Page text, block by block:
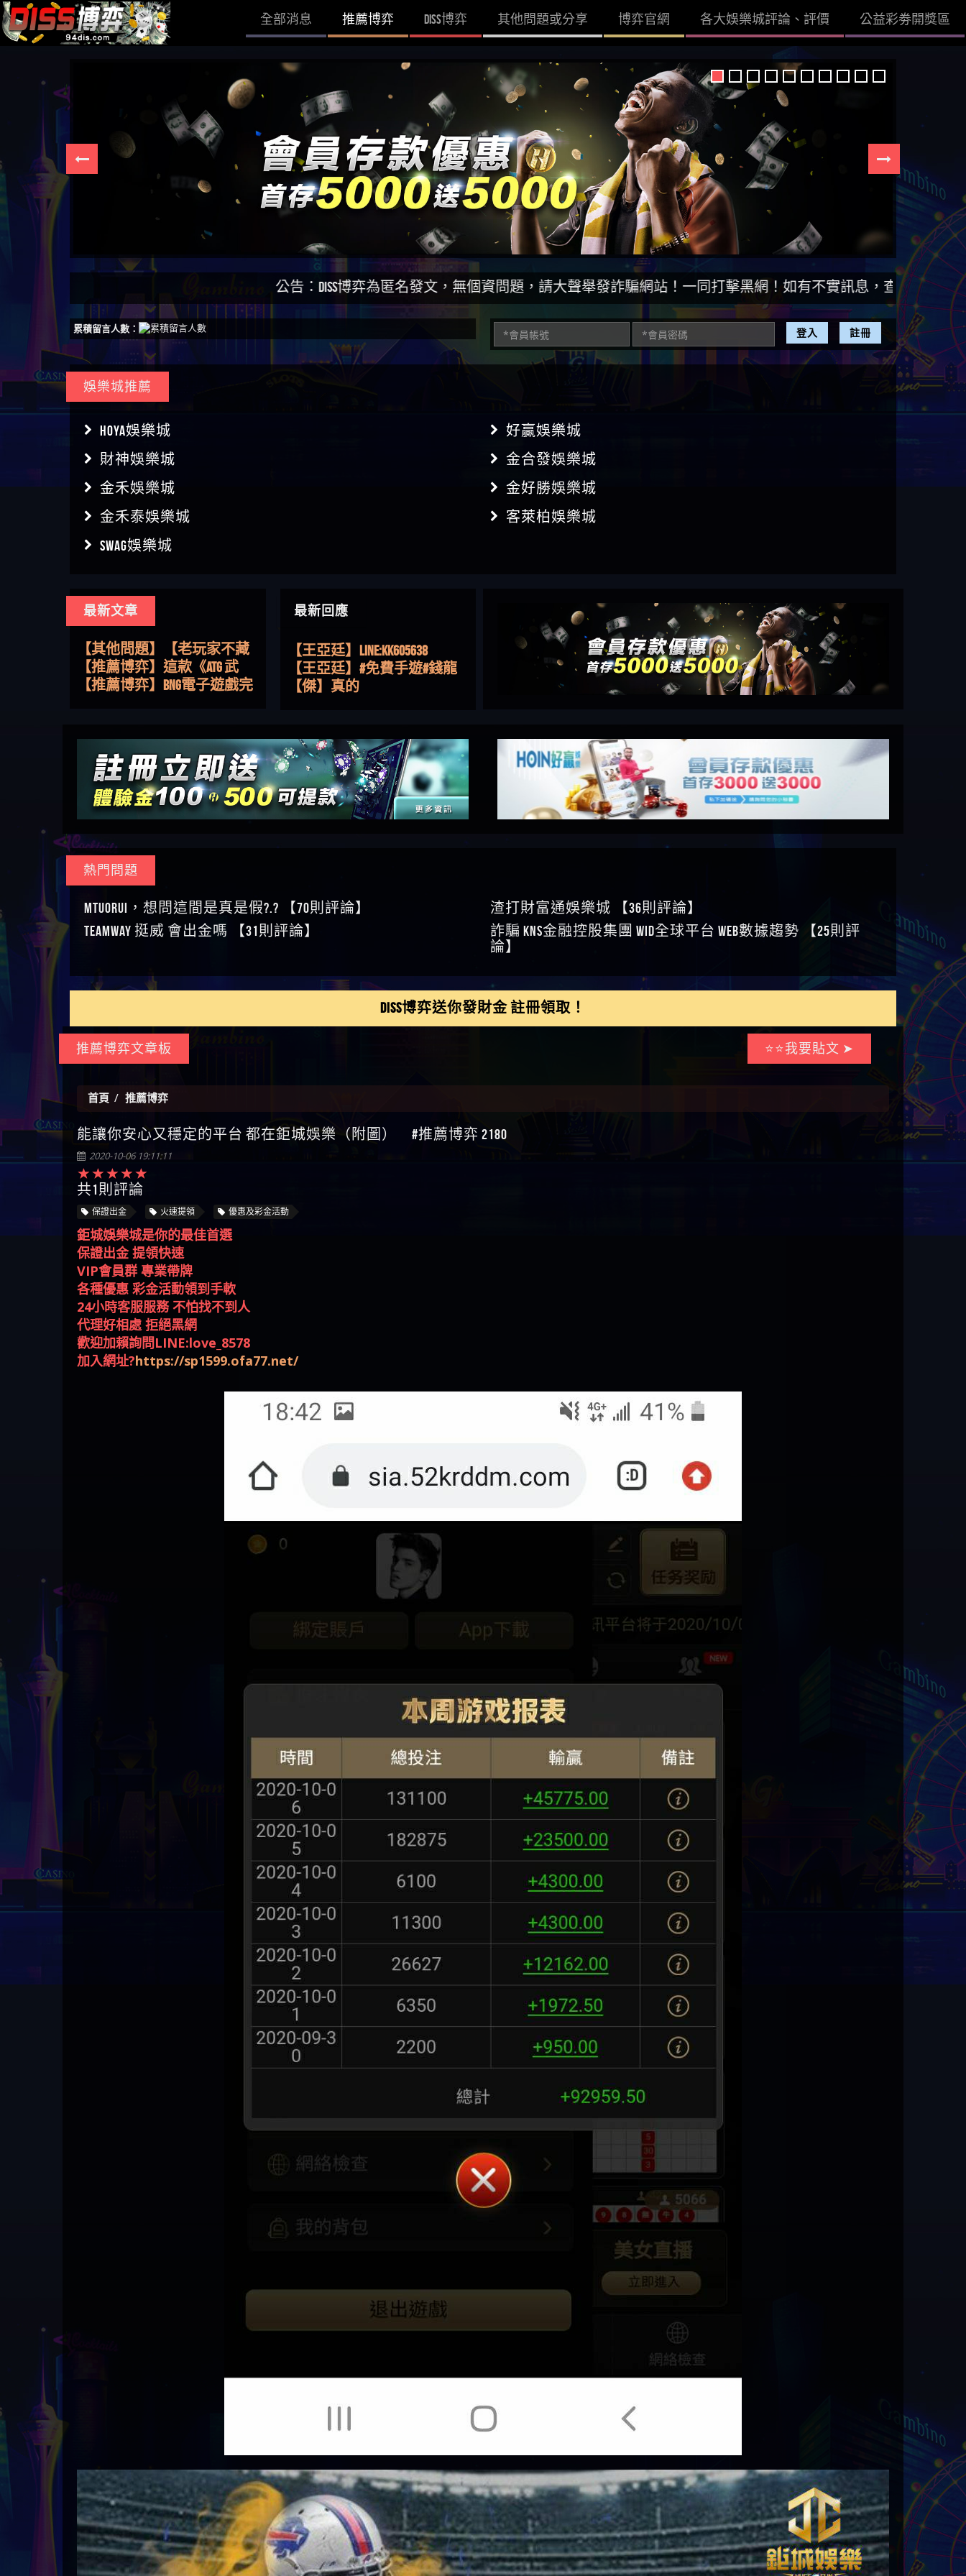
全部消息 推薦博弈 DISS博弈 其他問題或分享 博弈官網 各大娛樂城評論、評價 公益彩劵開獎區
公告：DISS博弈為匿名發文，無個資問題，請大聲舉發詐騙網站！一同打擊黑網！如有不實訊息，查證後立即刪除。【DISS
累積留言人數： 登入 註冊
娛樂城推薦
HOYA娛樂城
好贏娛樂城
財神娛樂城
金合發娛樂城
金禾娛樂城
金好勝娛樂城
金禾泰娛樂城
客萊柏娛樂城
SWAG娛樂城
最新文章
【其他問題】用理性數據指
路，開啟你的高回報娛樂之
旅
【其他問題】【老玩家不藏
私】2025 線上老虎機這樣
挑！RTP、波動率和平台安全
【推薦博弈】這款《ATG 武
俠》老虎機真的猛！玩過才
【推薦博弈】BNG電子遊戲完
玩法攻略，輕鬆稱霸老虎
機！
資詐騙套路緊急追討賴
zg369」力智投資是不是詐騙
力智投資是真的嗎 力智投資
是詐騙嗎 南部老翁還在癡迷
力智投資高回報獲利 請不要
【其他問題】 【遇天盛商行
詐騙追回資金賴zg369】天盛
商行詐騙 天盛商行是不是詐
騙 天盛商行是真的嗎 天盛商
行是詐騙嗎 被天盛商行詐騙
【其他問題】 受害者援助賴
【zg369】退休老翁被大戶e點
靈詐騙痛不欲生 大戶e點靈是
真的嗎 大戶e點靈是不是詐騙
靈無法出金 （大戶e點靈）教
你如何規避詐騙陷阱
【其他問題】 弘記投資詐騙
持續收割國人中【免費討回
資金賴zg369】弘記投資是詐
記投資是真的嗎 被弘記投資
詐騙的錢怎麼辦 本文教你如
何拿回被騙資金
【其他問題】 被騙追回賴
【zg369】KnTop利用新型詐騙
KnTop是不是詐騙 KnTop是詐騙
嗎 【KnTop】KnTop無法出金 被
KnTop詐騙的錢一招拿回
【其他問題】機台運算專案
討回資金賴zg369】機台運算
專案是詐騙嗎 機台運算專案
是不是詐騙 機台運算專案是
真的嗎 被機台運算專案詐騙
的錢怎麼辦 本文教你如何拿
回被騙資金
續收割國人中【免費討回資
金賴zg369】Hoyabit是詐騙嗎
Hoyabit是不是詐騙 Hoyabit是真
的嗎 被HoyabitHoyabit詐騙的錢
怎麼辦 本文教你如何拿回被
騙資金
【其他問題】KS.M多元化行銷
詐騙持續收割國人中【免費
討回資金賴zg369】KS.M多元化
行銷是詐騙嗎 KS.M多元化行
銷是不是詐騙 KS.M多元化行
銷是真的嗎 被KS.M多元化行
如何拿回被騙資金
【其他問題】免費追回賴
「zg369」深度解析野原家
Family & Love如何詐騙 野原家
Family & Love是不是詐騙 野原家
Family & Love是真的嗎 野原家
通報野原家 Family & Love是詐騙
平台 請遠離
【其他問題】元盈橋詐騙持
續收割國人中【免費討回資
金賴zg369】元盈橋是詐騙嗎
元盈橋是不是詐騙 元盈橋是
麼辦 本文教你如何拿回被騙
資金
【其他問題】被騙追回賴
【zg369】M.L.Edge利用新型詐
騙手法欺詐群眾 M.L.Edge是真
M.L.Edge是詐騙嗎 【M.L.Edge】
M.L.Edge無法出金 被M.L.Edge詐
【其他問題】 Robinhood詐騙
持續收割國人中【免費討回
嗎 Robinhood是不是詐騙
Robinhood是真的嗎 被Robinhood
何拿回被騙資金
【其他問題】FLTO詐騙持續收
zg369】FLTO是詐騙嗎 FLTO是不
是詐騙 FLTO是真的嗎 被FLTO詐
拿回被騙資金
【zg369】八旬老翁被ALYWS詐
騙家破人亡 ALYWS是真的嗎
嗎 （ALYWS）無法出金 請小心
群組暗椿
【其他問題】 一招教你揭秘
新型詐騙手法 （受害者免費
是不是詐騙 當當是真的嗎 當
當是詐騙嗎 六旬老婦深信當
當高獲利回報被騙的家破人
【其他問題】用理性數據指
旅
私】2025 線上老虎機這樣
挑！RTP、波動率和平台安全
的全攻略！
【推薦博弈】這款《ATG 武
俠》老虎機真的猛！玩過才
知道什麼叫超過3萬種中獎方
【推薦博弈】BNG電子遊戲完
整攻略！熱門老虎機、集鴻
【其他問題】【2025】ATG試
玩法攻略，輕鬆稱霸老虎
機！
資詐騙套路緊急追討賴
zg369」力智投資是不是詐騙
力智投資是真的嗎 力智投資
是詐騙嗎 南部老翁還在癡迷
力智投資高回報獲利 請不要
在匯款
【其他問題】 【遇天盛商行
詐騙追回資金賴zg369】天盛
商行詐騙 天盛商行是不是詐
騙 天盛商行是真的嗎 天盛商
行是詐騙嗎 被天盛商行詐騙
一招教你拿回
【其他問題】 受害者援助賴
【zg369】退休老翁被大戶e點
靈詐騙痛不欲生 大戶e點靈是
真的嗎 大戶e點靈是不是詐騙
大戶e點靈是詐騙嗎 大戶e點
靈無法出金 （大戶e點靈）教
你如何規避詐騙陷阱
【其他問題】 弘記投資詐騙
持續收割國人中【免費討回
資金賴zg369】弘記投資是詐
騙嗎 弘記投資是不是詐騙 弘
記投資是真的嗎 被弘記投資
詐騙的錢怎麼辦 本文教你如
何拿回被騙資金
【其他問題】 被騙追回賴
【zg369】KnTop利用新型詐騙
手法欺詐群眾 KnTop是真的嗎
KnTop是不是詐騙 KnTop是詐騙
嗎 【KnTop】KnTop無法出金 被
KnTop詐騙的錢一招拿回
【其他問題】機台運算專案
詐騙持續收割國人中【免費
討回資金賴zg369】機台運算
專案是詐騙嗎 機台運算專案
是不是詐騙 機台運算專案是
真的嗎 被機台運算專案詐騙
的錢怎麼辦 本文教你如何拿
回被騙資金
【其他問題】 Hoyabit詐騙持
續收割國人中【免費討回資
金賴zg369】Hoyabit是詐騙嗎
Hoyabit是不是詐騙 Hoyabit是真
的嗎 被HoyabitHoyabit詐騙的錢
怎麼辦 本文教你如何拿回被
騙資金
【其他問題】KS.M多元化行銷
詐騙持續收割國人中【免費
討回資金賴zg369】KS.M多元化
行銷是詐騙嗎 KS.M多元化行
銷是不是詐騙 KS.M多元化行
銷是真的嗎 被KS.M多元化行
銷詐騙的錢怎麼辦 本文教你
如何拿回被騙資金
【其他問題】免費追回賴
「zg369」深度解析野原家
Family & Love如何詐騙 野原家
Family & Love是不是詐騙 野原家
Family & Love是真的嗎 野原家
Family & Love是詐騙嗎 165多次
通報野原家 Family & Love是詐騙
平台 請遠離
【其他問題】元盈橋詐騙持
續收割國人中【免費討回資
金賴zg369】元盈橋是詐騙嗎
元盈橋是不是詐騙 元盈橋是
真的嗎 被元盈橋詐騙的錢怎
麼辦 本文教你如何拿回被騙
資金
【其他問題】被騙追回賴
【zg369】M.L.Edge利用新型詐
騙手法欺詐群眾 M.L.Edge是真
的嗎 M.L.Edge是不是詐騙
M.L.Edge是詐騙嗎 【M.L.Edge】
M.L.Edge無法出金 被M.L.Edge詐
騙的錢一招拿回
【其他問題】 Robinhood詐騙
持續收割國人中【免費討回
資金賴zg369】Robinhood是詐騙
嗎 Robinhood是不是詐騙
Robinhood是真的嗎 被Robinhood
詐騙的錢怎麼辦 本文教你如
【其他問題】FLTO詐騙持續收
割國人中【免費討回資金賴
zg369】FLTO是詐騙嗎 FLTO是不
是詐騙 FLTO是真的嗎 被FLTO詐
騙的錢怎麼辦 本文教你如何
【其他問題】 遇詐騙求救賴
【zg369】八旬老翁被ALYWS詐
騙家破人亡 ALYWS是真的嗎
ALYWS是不是詐騙 ALYWS是詐騙
【其他問題】 一招教你揭秘
新型詐騙手法 （受害者免費
援助賴zg369）當當詐騙 當當
最新回應
【盧鴻傑】請問一下100多萬
【王亞廷】#免費手遊#錢龍
皇ONLINE#http
【傑】真的
【蔡如軒】黑網一個呵呵
了黑網不要玩
【林伊依】爛死了拉贏錢直
接鎖帳號可以去吃屎
【陳靜茹】推薦小畢，我也
是小畢的會員～～
【黃家羭】推推
【AVA娛樂城】還會自己做假
對話來毀謗欸哈哈哈好厲
【陳順堪】黑網不出金
【asd】唬爛不出金黑網垃圾
平台
【蘇俊曄】所以會出金嗎現
在也是一樣的狀況
【侯依揚】廢物喔
【盧鴻傑】請問一下100多萬
會出金嗎，有誰可以回答
【王亞廷】LINE:kK605638
【王亞廷】#免費手遊#錢龍
皇ONLINE#http
【傑】真的
是小畢的會員～～
【黃家羭】推推
【陳順堪】星匯娛樂城出金
熱門問題
MTUORUi，想問這間是真是假?.? 【70則評論】
渣打財富通娛樂城 【36則評論】
TEAMWAY 挺威 會出金嗎 【31則評論】
詐騙 kns金融控股集團 WID全球平台 WEB數據趨勢 【25則評
論】
DISS博弈送你發財金 註冊領取！
推薦博弈文章板 ⭐⭐我要貼文 ➤
首頁 推薦博弈
能讓你安心又穩定的平台 都在鉅城娛樂（附圖） #推薦博弈 2180
2020-10-06 19:11:11
共1則評論
保證出金 火速提領 優惠及彩金活動
鉅城娛樂城是你的最佳首選
保證出金 提領快速
VIP會員群 專業帶牌
各種優惠 彩金活動領到手軟
24小時客服服務 不怕找不到人
代理好相處 拒絕黑網
歡迎加賴詢問LINE:love_8578
加入網址?https://sp1599.ofa77.net/